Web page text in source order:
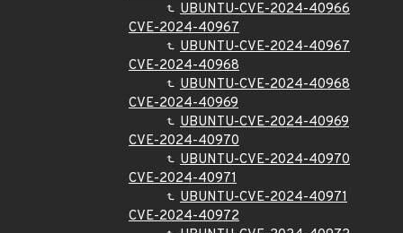
UBUNTU-CVE-2024-40966
CVE-2024-40967
UBUNTU-CVE-2024-40967
CVE-2024-40968
UBUNTU-CVE-2024-40968
CVE-2024-40969
UBUNTU-CVE-2024-40969
CVE-2024-40970
UBUNTU-CVE-2024-40970
CVE-2024-40971
UBUNTU-CVE-2024-40971
CVE-2024-40972